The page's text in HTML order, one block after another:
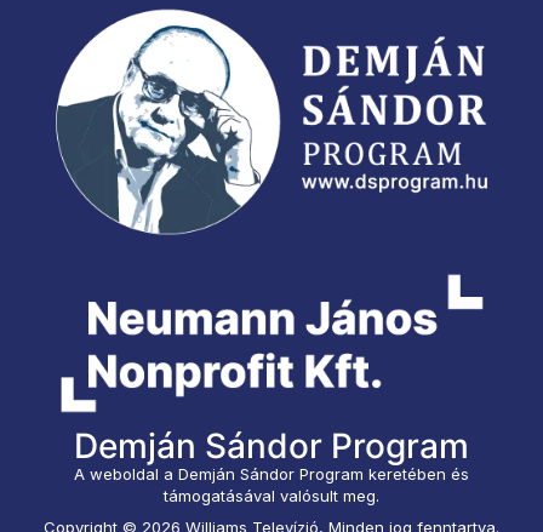
Demján Sándor Program
A weboldal a Demján Sándor Program keretében és
támogatásával valósult meg.
Copyright © 2026 Williams Televízió, Minden jog fenntartva.